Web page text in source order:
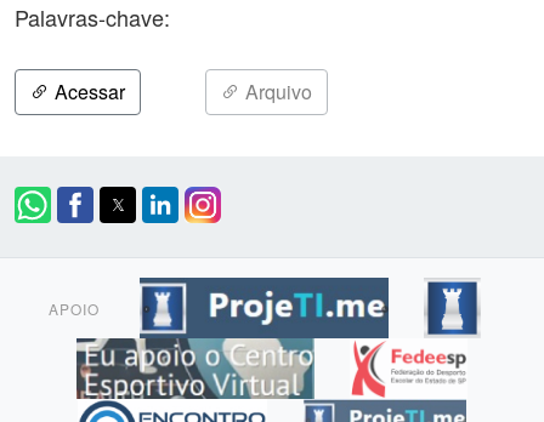
Palavras-chave:
Acessar Arquivo
APOIO